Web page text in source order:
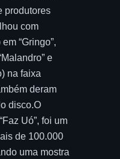
produtores
com
“Gringo”,
e
na faixa
deram
disco.O
Uó”, foi um
de 100.000
uma mostra